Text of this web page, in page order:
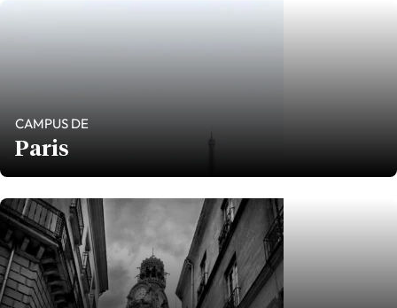
CAMPUS DE
Paris